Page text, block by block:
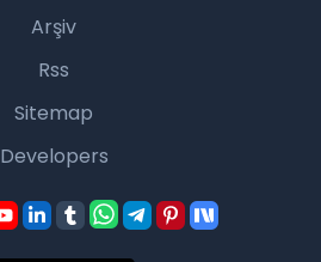
Arşiv
Rss
Sitemap
Developers